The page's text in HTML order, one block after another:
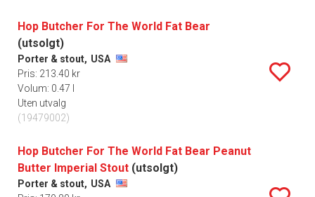
Hop Butcher For The World Fat Bear
(utsolgt)
Porter & stout, USA
Pris: 213.40 kr
Volum: 0.47 l
Uten utvalg
(19479002)
Hop Butcher For The World Fat Bear Peanut
Butter Imperial Stout (utsolgt)
Porter & stout, USA